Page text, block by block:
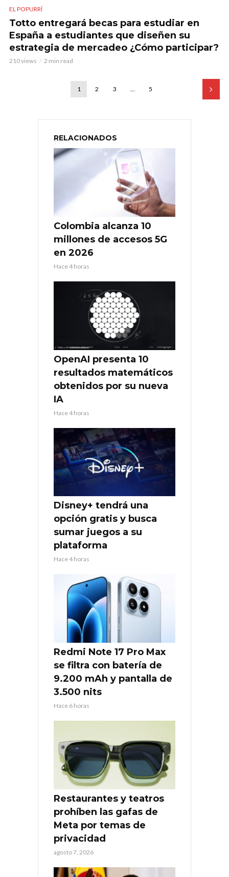
EL POPURRÍ
Totto entregará becas para estudiar en
España a estudiantes que diseñen su
estrategia de mercadeo ¿Cómo participar?
210 views 2 min read
1 2 3 … 5
RELACIONADOS
Colombia alcanza 10
millones de accesos 5G
en 2026
Hace 4 horas
OpenAI presenta 10
resultados matemáticos
obtenidos por su nueva
IA
Hace 4 horas
Disney+ tendrá una
opción gratis y busca
sumar juegos a su
plataforma
Hace 4 horas
Redmi Note 17 Pro Max
se filtra con batería de
9.200 mAh y pantalla de
3.500 nits
Hace 6 horas
Restaurantes y teatros
prohíben las gafas de
Meta por temas de
privacidad
agosto 7, 2026